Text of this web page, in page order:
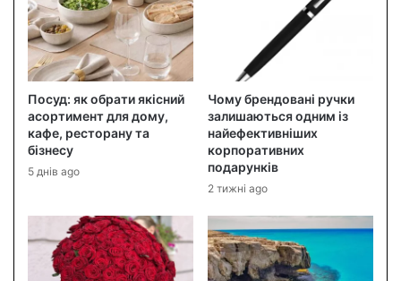
Посуд: як обрати якісний
асортимент для дому,
кафе, ресторану та
бізнесу
5 днів ago
Чому брендовані ручки
залишаються одним із
найефективніших
корпоративних
подарунків
2 тижні ago